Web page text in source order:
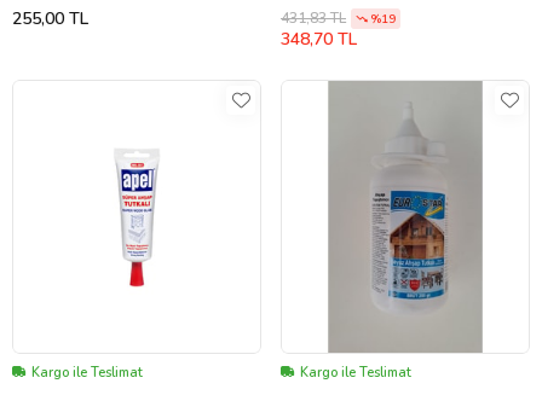
255,00 TL 431,83 TL %19
348,70 TL
Kargo ile Teslimat Kargo ile Teslimat